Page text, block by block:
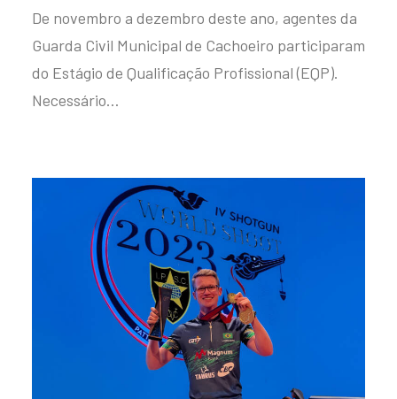
De novembro a dezembro deste ano, agentes da
Guarda Civil Municipal de Cachoeiro participaram
do Estágio de Qualificação Profissional (EQP).
Necessário…